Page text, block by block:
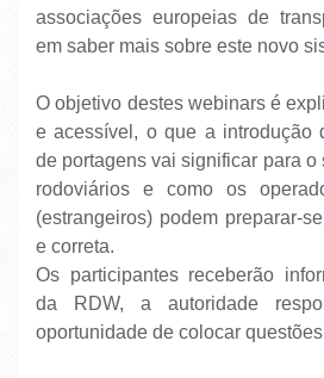
associações europeias de
em saber mais sobre este novo
O objetivo destes webinars é
e acessível, o que a introdução
de portagens vai significar para o
rodoviários e como os
(estrangeiros) podem preparar-
e correta.
Os participantes receberão
da RDW, a autoridade
oportunidade de colocar